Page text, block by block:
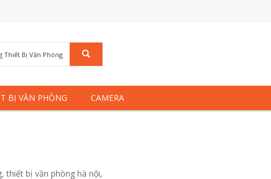
Thiết Bị Văn Phòng
BỊ VĂN PHÒNG CAMERA
thiết bị văn phòng hà nội,